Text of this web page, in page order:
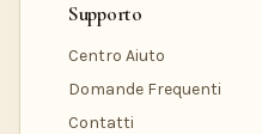
Supporto
Centro Aiuto
Domande Frequenti
Contatti